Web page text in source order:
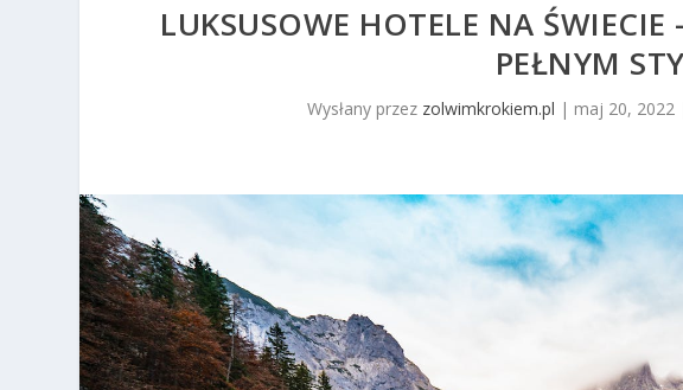
LUKSUSOWE HOTELE NA
PEŁNYM
Wysłany przez zolwimkrokiem.pl | maj 20, 2022